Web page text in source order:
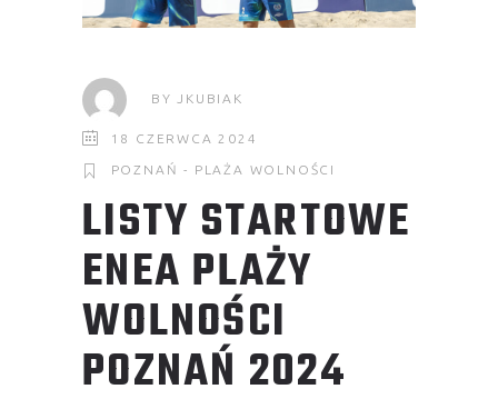
BY JKUBIAK
18 CZERWCA 2024
POZNAŃ - PLAŻA WOLNOŚCI
LISTY STARTOWE
ENEA PLAŻY
WOLNOŚCI
POZNAŃ 2024